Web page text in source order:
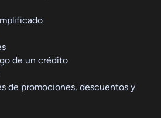
de un crédito
de promociones, descuentos y